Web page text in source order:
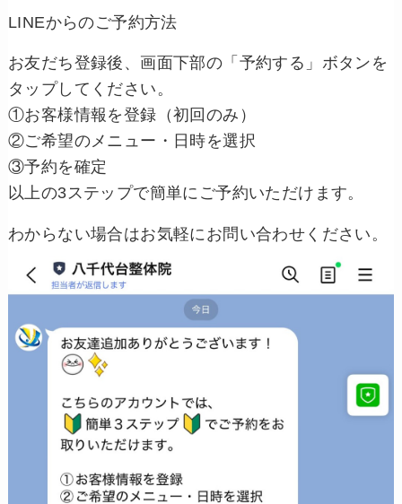
LINEからのご予約方法
お友だち登録後、画面下部の「予約する」ボタンを
タップしてください。
①お客様情報を登録（初回のみ）
②ご希望のメニュー・日時を選択
③予約を確定
以上の3ステップで簡単にご予約いただけます。
わからない場合はお気軽にお問い合わせください。